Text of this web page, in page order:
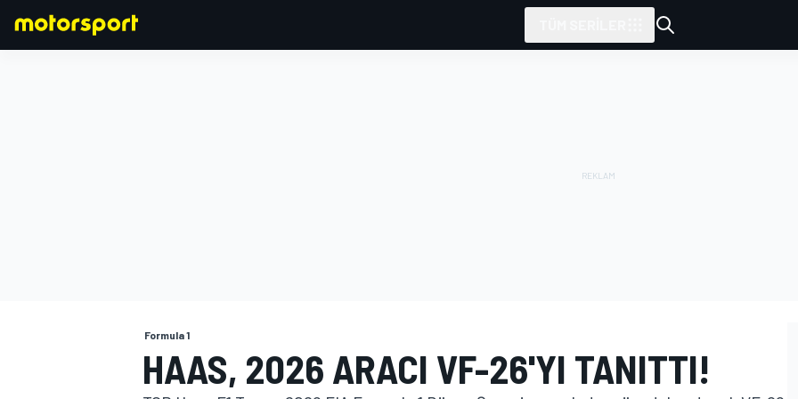
Formula 1
HAAS, 2026 ARACI VF-26'YI TANITTI!